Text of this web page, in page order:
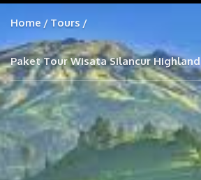
Home Tours
Paket Tour Wisata Silancur